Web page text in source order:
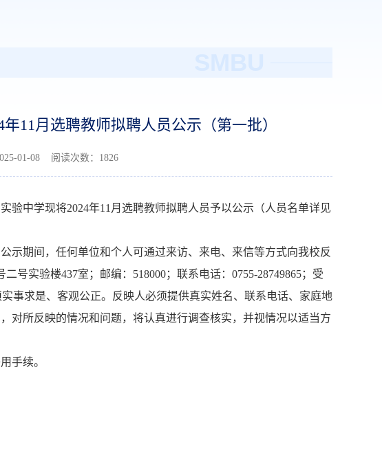
11月选聘教师拟聘人员公示（第一批）
01-08 阅读次数： 1826
验中学现将2024年11月 选聘教师拟聘人员予以公示（人员名单详见
示期间，任何单位和个人可通过来访、来电、来信等方式向我校反
号实验楼437室；邮编：518000；联系电话：0755-28749865；受
事求是、客观公正。反映人必须提供真实姓名、联系电话、家庭地
对所反映的情况和问题，将认真进行调查核实，并视情况以适当方
手续。